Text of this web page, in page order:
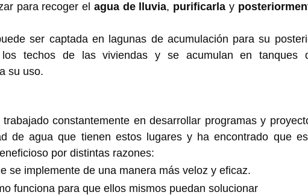
para recoger el agua de lluvia, purificarla y
ser captada en lagunas de acumulación para su
techos de las viviendas y se acumulan en tanques
su uso.
constantemente en desarrollar programas y
de agua que tienen estos lugares y ha encontrado que
por distintas razones:
se implemente de una manera más veloz y eficaz.
funciona para que ellos mismos puedan solucionar